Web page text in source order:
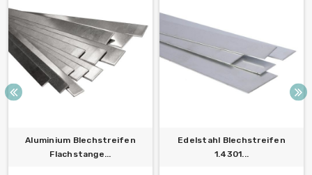
Aluminium Blechstreifen
Flachstange...
Edelstahl Blechstreifen
1.4301...